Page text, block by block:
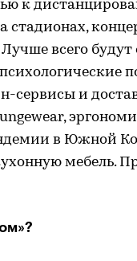
к
стадионах,
всего будут
сервисы и
в Южной
мебель.